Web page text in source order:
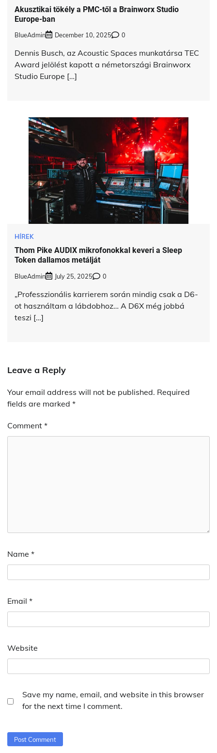
Akusztikai tökély a PMC-től a Brainworx Studio
Europe-ban
BlueAdmin December 10, 2025 0
Dennis Busch, az Acoustic Spaces munkatársa TEC
Award jelölést kapott a németországi Brainworx
Studio Europe […]
HÍREK
Thom Pike AUDIX mikrofonokkal keveri a Sleep
Token dallamos metálját
BlueAdmin July 25, 2025 0
„Professzionális karrierem során mindig csak a D6-
ot használtam a lábdobhoz… A D6X még jobbá
teszi […]
Leave a Reply
Your email address will not be published. Required
fields are marked *
Comment *
Name *
Email *
Website
Save my name, email, and website in this browser
for the next time I comment.